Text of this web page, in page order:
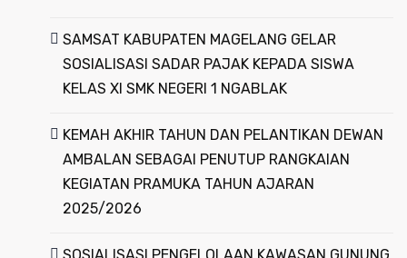
SAMSAT KABUPATEN MAGELANG GELAR
SOSIALISASI SADAR PAJAK KEPADA SISWA
KELAS XI SMK NEGERI 1 NGABLAK
KEMAH AKHIR TAHUN DAN PELANTIKAN DEWAN
AMBALAN SEBAGAI PENUTUP RANGKAIAN
KEGIATAN PRAMUKA TAHUN AJARAN
2025/2026